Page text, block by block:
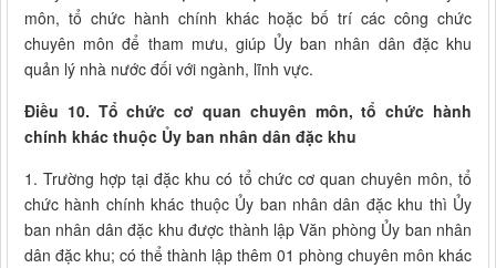
môn, tổ chức hành chính khác hoặc bố trí các công chức
chuyên môn để tham mưu, giúp Ủy ban nhân dân đặc khu
quản lý nhà nước đối với ngành, lĩnh vực.
Điều 10. Tổ chức cơ quan chuyên môn, tổ chức hành
chính khác thuộc Ủy ban nhân dân đặc khu
1. Trường hợp tại đặc khu có tổ chức cơ quan chuyên môn, tổ
chức hành chính khác thuộc Ủy ban nhân dân đặc khu thì Ủy
ban nhân dân đặc khu được thành lập Văn phòng Ủy ban nhân
dân đặc khu; có thể thành lập thêm 01 phòng chuyên môn khác